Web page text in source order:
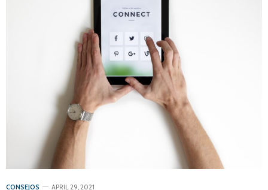
CONSEJOS APRIL 29, 2021